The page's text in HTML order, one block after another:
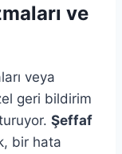
ve
veya
geri bildirim
Şeffaf
bir hata